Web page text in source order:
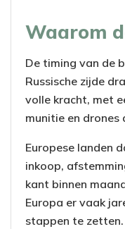
Waarom
De timing van de
Russische zijde
volle kracht, met
munitie en drones
Europese landen
inkoop,
kant binnen
Europa er vaak
stappen te zetten.